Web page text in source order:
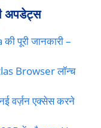
अपडेट्स
पूरी जानकारी –
Browser लॉन्च
वर्ज़न एक्सेस करने